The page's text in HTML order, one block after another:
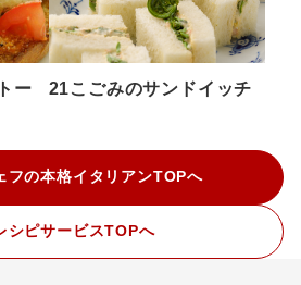
ー
21こごみのサンドイッチ
フの本格イタリアンTOPへ
シピサービスTOPへ